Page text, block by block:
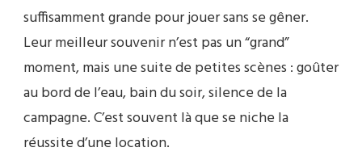
suffisamment grande pour jouer sans se gêner.
Leur meilleur souvenir n’est pas un “grand”
moment, mais une suite de petites scènes : goûter
au bord de l’eau, bain du soir, silence de la
campagne. C’est souvent là que se niche la
réussite d’une location.